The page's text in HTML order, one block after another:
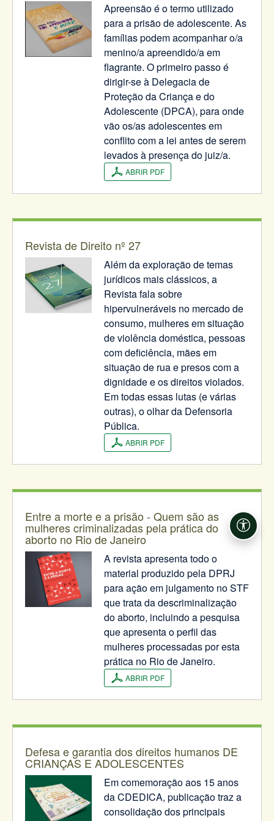
Apreensão é o termo utilizado
para a prisão de adolescente. As
famílias podem acompanhar o/a
menino/a apreendido/a em
flagrante. O primeiro passo é
dirigir-se à Delegacia de
Proteção da Criança e do
Adolescente (DPCA), para onde
vão os/as adolescentes em
conflito com a lei antes de serem
levados à presença do juiz/a.
ABRIR PDF
Revista de Direito nº 27
Além da exploração de temas
jurídicos mais clássicos, a
Revista fala sobre
hipervulneráveis no mercado de
consumo, mulheres em situação
de violência doméstica, pessoas
com deficiência, mães em
situação de rua e presos com a
dignidade e os direitos violados.
Em todas essas lutas (e várias
outras), o olhar da Defensoria
Pública.
ABRIR PDF
Entre a morte e a prisão - Quem são as
mulheres criminalizadas pela prática do
aborto no Rio de Janeiro
A revista apresenta todo o
material produzido pela DPRJ
para ação em julgamento no STF
que trata da descriminalização
do aborto, incluindo a pesquisa
que apresenta o perfil das
mulheres processadas por esta
prática no Rio de Janeiro.
ABRIR PDF
Defesa e garantia dos direitos humanos DE
CRIANÇAS E ADOLESCENTES
Em comemoração aos 15 anos
da CDEDICA, publicação traz a
consolidação dos principais